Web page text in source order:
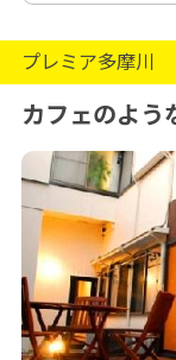
プレミア多摩川
カフェのよう